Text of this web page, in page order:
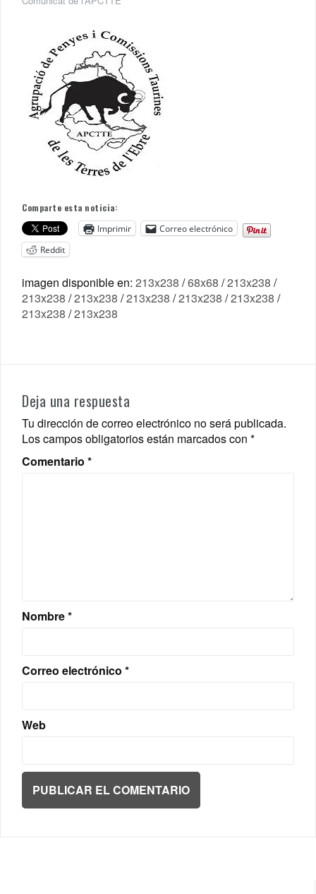
Comparte esta noticia:
Imprimir
Correo electrónico
Reddit
imagen disponible en: 213x238 /68x68 /213x238 /
213x238 /213x238 /213x238 /213x238 /213x238 /
213x238 /213x238
Deja una respuesta
Tu dirección de correo electrónico no será publicada.
Los campos obligatorios están marcados con *
Comentario *
Nombre*
Correo electrónico *
Web